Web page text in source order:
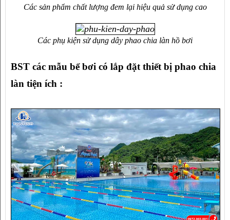
Các sản phẩm chất lượng đem lại hiệu quả sử dụng cao
Các phụ kiện sử dụng dây phao chia làn hồ bơi
BST các mẫu bể bơi có lắp đặt thiết bị phao chia
làn tiện ích :